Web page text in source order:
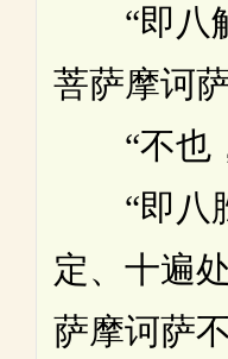
“即八解
菩萨摩诃
“不也
“即八
定、十遍
萨摩诃萨